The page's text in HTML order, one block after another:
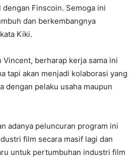
Finscoin. Semoga ini
dan berkembangnya
Kiki.
Vincent, berharap kerja sama ini
tapi akan menjadi kolaborasi yang
dengan pelaku usaha maupun
adanya peluncuran program ini
film secara masif lagi dan
untuk pertumbuhan industri film